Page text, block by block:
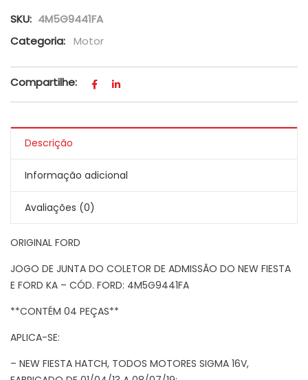
SKU: 4M5G9441FA
Categoria: Motor
Compartilhe:
Descrição
Informação adicional
Avaliações (0)
ORIGINAL FORD
JOGO DE JUNTA DO COLETOR DE ADMISSÃO DO NEW FIESTA
E FORD KA – CÓD. FORD: 4M5G9441FA
**CONTÉM 04 PEÇAS**
APLICA-SE:
– NEW FIESTA HATCH, TODOS MOTORES SIGMA 16V,